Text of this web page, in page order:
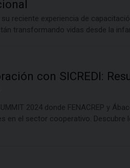
reciente experiencia de
transformando vidas desde la
con SICREDI:
2024 donde FENACREP y
en el sector cooperativo.